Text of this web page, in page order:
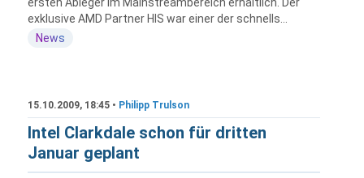
exklusive AMD Partner HIS war einer der schnells...
News
15.10.2009, 18:45 • Philipp Trulson
Intel Clarkdale schon für dritten
Januar geplant